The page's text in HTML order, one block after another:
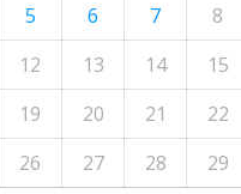
5 6 7 8
12 13 14 15
19 20 21 22
26 27 28 29